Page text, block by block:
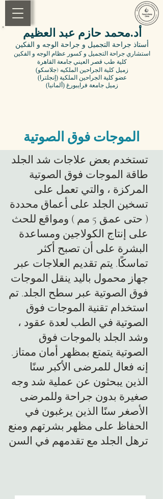
أد.محمد حازم عبد العظيم
أستاذ جراحة التجميل و جراحة الوجه و الفكين
استشاري جراحة التجميل و كسور عظام الوجه و الفكين
كلية طب قصر العيني جامعة القاهرة
(زميل كلية الجراحين الملكيه (جلاسكو
(عضو كلية الجراحين الملكية (إنجلترا
(زميل جامعة فرايبورغ (ألمانيا
الموجات فوق الصوتية
تستخدم بعض علاجات شد الجلد
طاقة الموجات فوق الصوتية
المركزة ، والتي تعمل على
تسخين الجلد على أعماق محددة
( حتى عمق 5 مم
) ومواقع للحث
على إنتاج الكولاجين ومساعدة
البشرة على أن تصبح أكثر
تماسكًا. يتم تقديم العلاجات عبر
جهاز محمول باليد ينقل الموجات
فوق الصوتية عبر سطح الجلد. تم
استخدام تقنية الموجات فوق
الصوتية في الطب لعدة عقود ،
وشد الجلد بالموجات فوق
الصوتية يتمتع بمظهر أمان ممتاز.
إنه فعال للمرضى الأكبر سنًا
الذين يبحثون عن عملية شد وجه
صغيرة بدون جراحة وللمرضى
الأصغر سنًا الذين يرغبون في
الحفاظ على مظهر بشرتهم ومنع
ترهل الجلد مع تقدمهم في السن